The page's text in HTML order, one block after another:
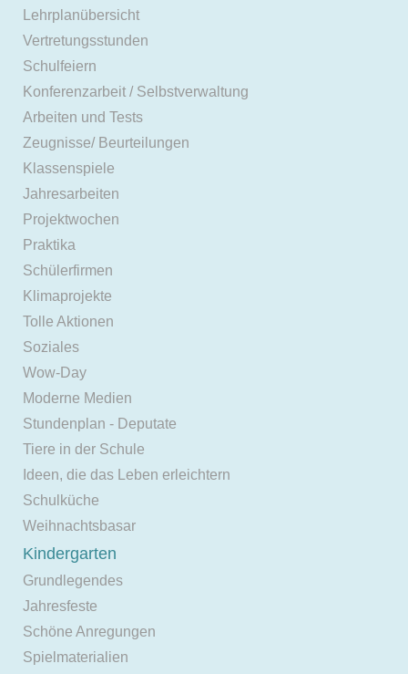
Lehrplanübersicht
Vertretungsstunden
Schulfeiern
Konferenzarbeit / Selbstverwaltung
Arbeiten und Tests
Zeugnisse/ Beurteilungen
Klassenspiele
Jahresarbeiten
Projektwochen
Praktika
Schülerfirmen
Klimaprojekte
Tolle Aktionen
Soziales
Wow-Day
Moderne Medien
Stundenplan - Deputate
Tiere in der Schule
Ideen, die das Leben erleichtern
Schulküche
Weihnachtsbasar
Kindergarten
Grundlegendes
Jahresfeste
Schöne Anregungen
Spielmaterialien